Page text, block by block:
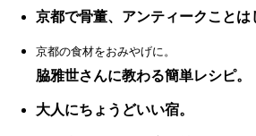
京都で骨董、アンティークことは
京都の食材をおみやげに。
脇雅世さんに教わる簡単レシピ。
大人にちょうどいい宿。